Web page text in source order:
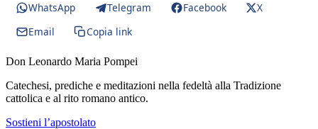
WhatsApp Telegram Facebook
X
Email
Copia link
Don Leonardo Maria Pompei
Catechesi, prediche e meditazioni nella fedeltà alla Tradizione
cattolica e al rito romano antico.
Sostieni l’apostolato